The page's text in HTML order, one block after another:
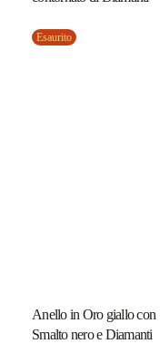
Esaurito
Anello in Oro giallo con
Smalto nero e Diamanti